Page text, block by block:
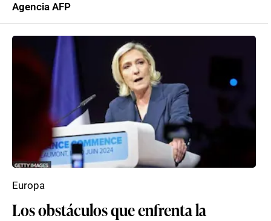
Agencia AFP
Los obstáculos que enfrenta la
Europa